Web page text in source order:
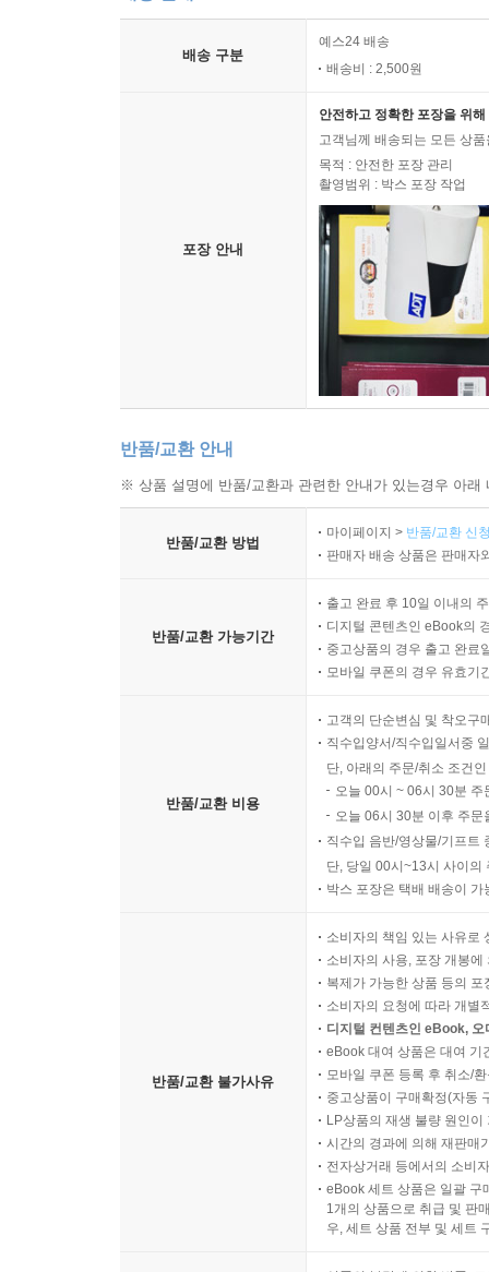
배송 구분
예스24 배송
배송비 : 2,500원
포장 안내
안전하고 정확한 포장을 위
고객님께 배송되는 모든 상
목적 : 안전한 포장 관리
촬영범위 : 박스 포장 작업
반품/교환 안내
※ 상품 설명에 반품/교환과 관련한 안내가 있는경우 아
반품/교환 방법
마이페이지 > 반품/교환 신
판매자 배송 상품은 판매자
반품/교환 가능기간
출고 완료 후 10일 이내의
디지털 콘텐츠인 eBook의
중고상품의 경우 출고 완료
모바일 쿠폰의 경우 유효기
반품/교환 비용
고객의 단순변심 및 착오구
직수입양서/직수입일서중
단, 아래의 주문/취소 조건
오늘 00시 ~ 06시 30분
오늘 06시 30분 이후 주
직수입 음반/영상물/기프트
단, 당일 00시~13시 사이의
박스 포장은 택배 배송이
반품/교환 불가사유
소비자의 책임 있는 사유로
소비자의 사용, 포장 개봉
복제가 가능한 상품 등의
소비자의 요청에 따라 개별
디지털 컨텐츠인 eBook,
eBook 대여 상품은 대여 기
모바일 쿠폰 등록 후 취소/
중고상품이 구매확정(자동
LP상품의 재생 불량 원인
시간의 경과에 의해 재판매
전자상거래 등에서의 소비
eBook 세트 상품은 일괄 구
1개의 상품으로 취급 및 판
우, 세트 상품 전부 및 세트